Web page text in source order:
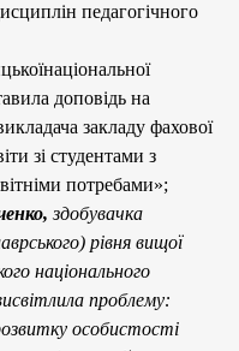
педагогічного
доповідь на
закладу фахової
зі студентами з
потребами»;
здобувачка
рівня вищої
національного
проблему:
особистості